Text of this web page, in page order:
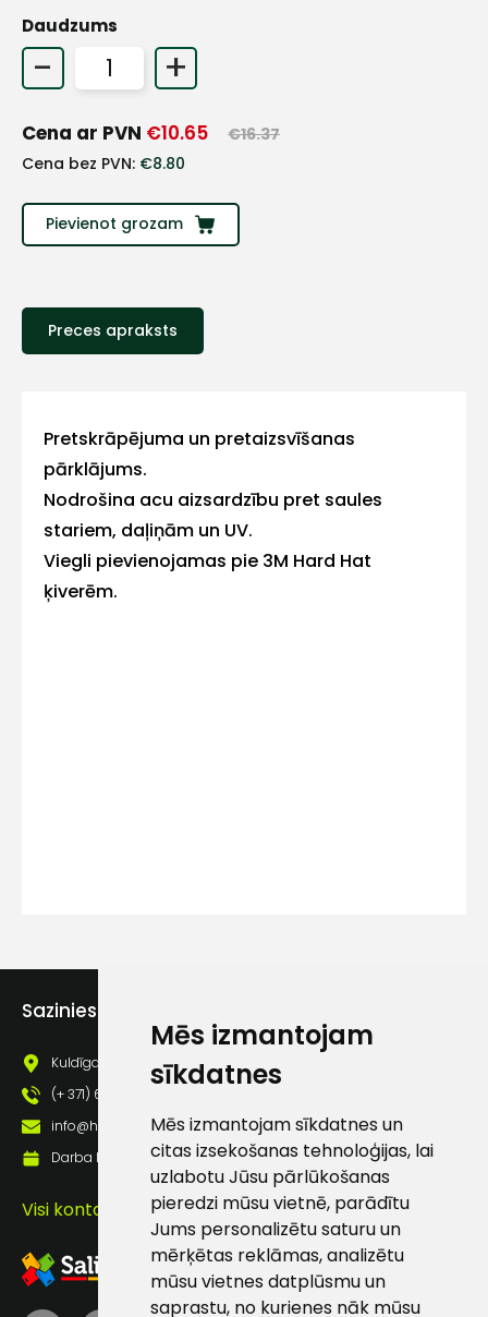
Mēs izmantojam
sīkdatnes
Mēs izmantojam sīkdatnes un
citas izsekošanas tehnoloģijas, lai
uzlabotu Jūsu pārlūkošanas
pieredzi mūsu vietnē, parādītu
Jums personalizētu saturu un
mērķētas reklāmas, analizētu
mūsu vietnes datplūsmu un
saprastu, no kurienes nāk mūsu
Daudzums
- +
Cena ar PVN €10.65 €16.37
Cena bez PVN: €8.80
Pievienot grozam
Preces apraksts
Pretskrāpējuma un pretaizsvīšanas
pārklājums.
Nodrošina acu aizsardzību pret saules
stariem, daļiņām un UV.
Viegli pievienojamas pie 3M Hard Hat
ķiverēm.
Sazinies ar mums
Kuldīgas iela 69a, Saldus, Saldus nov., LV - 3801
(+ 371) 63 881 186
info@hards.lv
Darba laiks: Darbadienās: 8:00 - 17:00
Visi kontakti
Atbildēsim
ātrāk
Vārds
lietošanas noteikumiem
Piekrītu saņemt
pastā
Sūtīt ziņojumu
+